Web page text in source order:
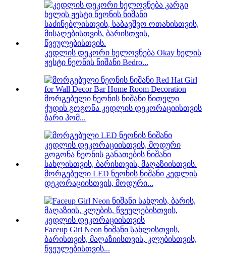
კედლის დეკორი ხელოვნება Okay ხელის
ჟესტი ნეონის ნიშანი Bedro...
მორგებული ნეონის ნიშანი წითელი
ქუდის გოგონა კედლის დეკორაციისთვის
ბარი ჰომ...
მორგებული LED ნეონის ნიშანი კედლის
დეკორაციისთვის, მოდური...
Faceup Girl Neon ნიშანი სახლისთვის,
ბარისთვის, მაღაზიისთვის, კლუბისთვის,
წვეულებისთვის...